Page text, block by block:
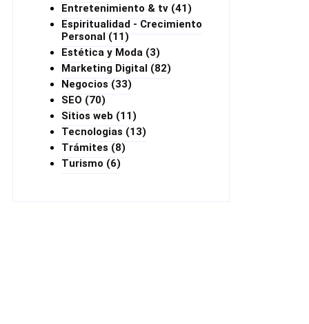
Entretenimiento & tv (41)
Espiritualidad - Crecimiento
Personal (11)
Estética y Moda (3)
Marketing Digital (82)
Negocios (33)
SEO (70)
Sitios web (11)
Tecnologias (13)
Trámites (8)
Turismo (6)